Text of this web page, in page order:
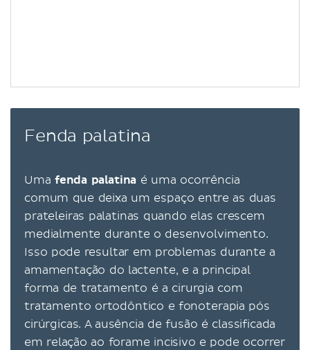
Fenda palatina
Uma fenda palatina é uma ocorrência
comum que deixa um espaço entre as duas
prateleiras palatinas quando elas crescem
medialmente durante o desenvolvimento.
Isso pode resultar em problemas durante a
amamentação do lactente, e a principal
forma de tratamento é a cirurgia com
tratamento ortodôntico e fonoterapia pós
cirúrgicas. A ausência de fusão é classificada
em relação ao forame incisivo e pode ocorrer